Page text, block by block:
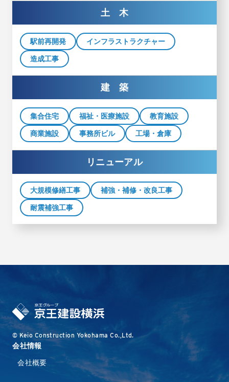
土 木
駅前再開発 インフラストラクチャー
造成工事
建 築
集合住宅 福祉・医療施設 教育施設
商業施設 事務所ビル 工場・倉庫
リニューアル
大規模修繕工事 補強・補修・改良工事
耐震補強工事
© Keio Construction Yokohama Co.,Ltd.
会社情報
会社概要